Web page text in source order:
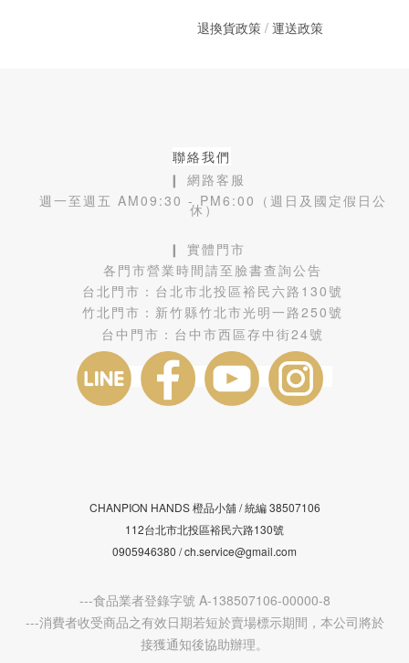
退換貨政策/ 運送政策
聯絡我們
❙ 網路客服
週一至週五 AM09:30 - PM6:00（週日及國定假日公
休）
❙ 實體門市
各門市營業時間請至臉書查詢公告
台北門市： 台北市北投區裕民六路130號
竹北門市： 新竹縣竹北市光明一路250號
台中門市： 台中市西區存中街24號
CHANPION HANDS 橙品小舖 /統編38507106
112台北市北投區裕民六路130號
0905946380 / ch.service@gmail.com
---食品業者登錄字號 A-138507106-00000-8
---消費者收受商品之有效日期若短於賣場標示期間，本公司將於
接獲通知後協助辦理。